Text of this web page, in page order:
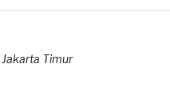
Jakarta Timur